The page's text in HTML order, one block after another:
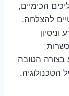
הכימיים,
להצלחה.
בצורה הטובה
הטכנולוגיה.